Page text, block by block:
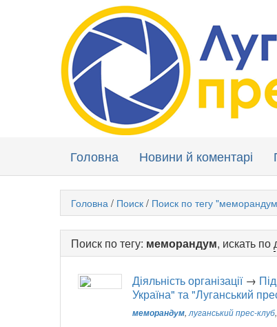
Головна Новини й коментарі
Головна / Поиск / Поиск по тегу
Поиск по тегу: меморандум, искать по
Діяльність організації→
Україна" та "Луганський
меморандум, луганський прес-клуб,